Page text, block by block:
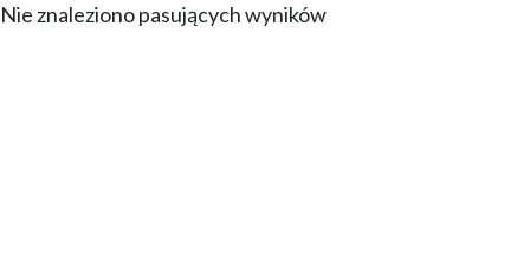
Nie znaleziono pasujących wyników